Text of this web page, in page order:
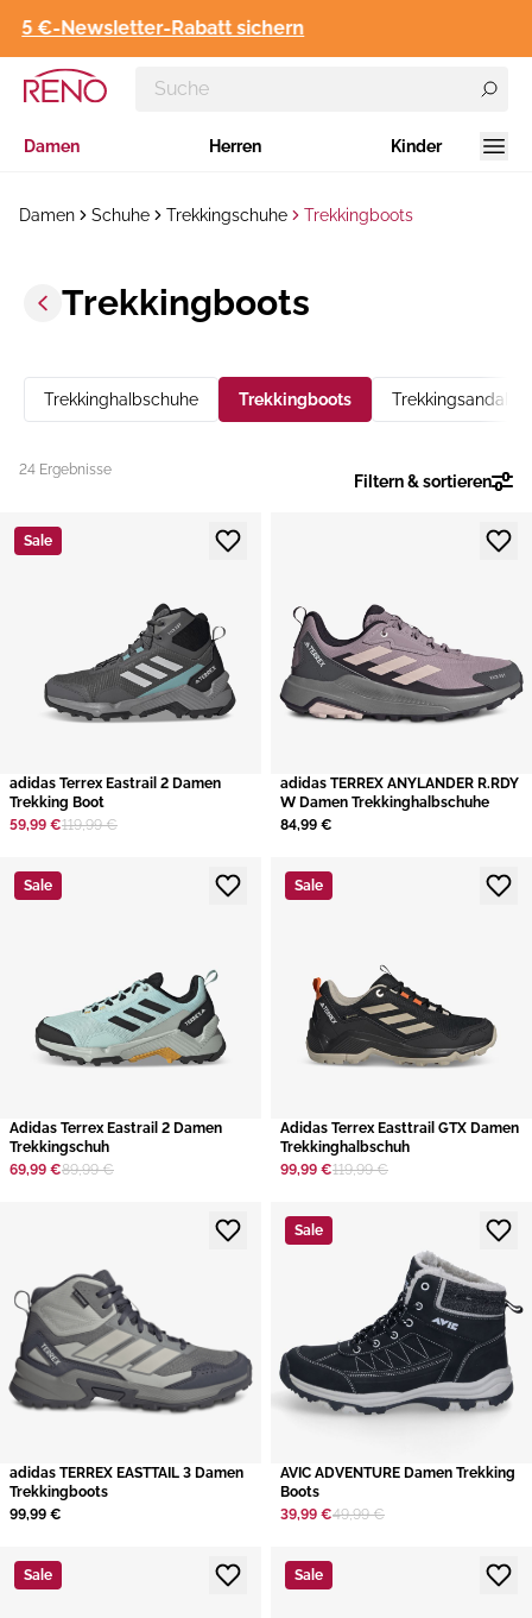
5 €-Newsletter-Rabatt sichern
Damen Herren Kinder
Damen Schuhe Trekkingschuhe Trekkingboots
Trekkingboots
Trekkinghalbschuhe Trekkingboots Trekkingsandalen
Filtern & sortieren
24 Ergebnisse
Sale
adidas Terrex Eastrail 2 Damen
Trekking Boot
59,99 €119,99 €
adidas TERREX ANYLANDER R.RDY
W Damen Trekkinghalbschuhe
84,99 €
Sale
​Adidas Terrex Eastrail 2 Damen
Trekkingschuh
69,99 €89,99 €
Sale
​Adidas Terrex Easttrail GTX Damen
Trekkinghalbschuh
99,99 €119,99 €
adidas TERREX EASTTAIL 3 Damen
Trekkingboots
99,99 €
Sale
AVIC ADVENTURE Damen Trekking
Boots
39,99 €49,99 €
Sale Sale